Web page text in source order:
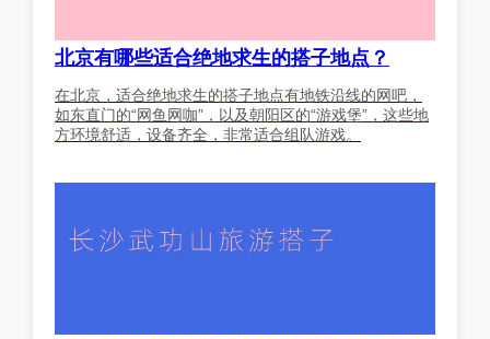
北京有哪些适合绝地求生的搭子地点？
在北京，适合绝地求生的搭子地点有地铁沿线的网吧，
如东直门的“网鱼网咖”，以及朝阳区的“游戏堡”，这些地
方环境舒适，设备齐全，非常适合组队游戏。